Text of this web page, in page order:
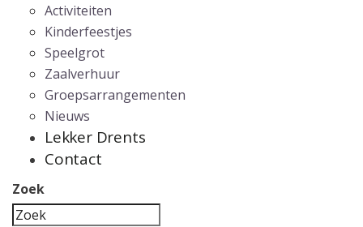
Activiteiten
Kinderfeestjes
Speelgrot
Zaalverhuur
Groepsarrangementen
Nieuws
Lekker Drents
Contact
Zoek